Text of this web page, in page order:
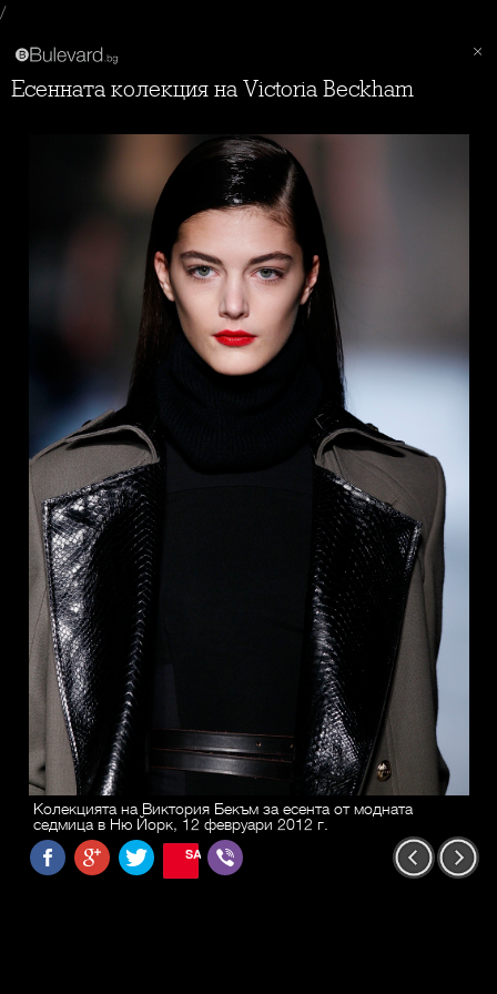
/
Есенната колекция на Victoria Beckham
Колекцията на Виктория Бекъм за есента от модната
седмица в Ню Йорк, 12 февруари 2012 г.
SAVE